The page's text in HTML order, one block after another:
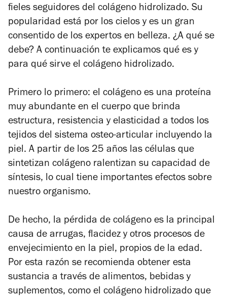
fieles seguidores del colágeno hidrolizado. Su
popularidad está por los cielos y es un gran
consentido de los expertos en belleza. ¿A qué se
debe? A continuación te explicamos qué es y
para qué sirve el colágeno hidrolizado.
Primero lo primero: el colágeno es una proteína
muy abundante en el cuerpo que brinda
estructura, resistencia y elasticidad a todos los
tejidos del sistema osteo-articular incluyendo la
piel. A partir de los 25 años las células que
sintetizan colágeno ralentizan su capacidad de
síntesis, lo cual tiene importantes efectos sobre
nuestro organismo.
De hecho, la pérdida de colágeno es la principal
causa de arrugas, flacidez y otros procesos de
envejecimiento en la piel, propios de la edad.
Por esta razón se recomienda obtener esta
sustancia a través de alimentos, bebidas y
suplementos, como el colágeno hidrolizado que